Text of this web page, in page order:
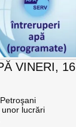
VINERI, 16
lucrări